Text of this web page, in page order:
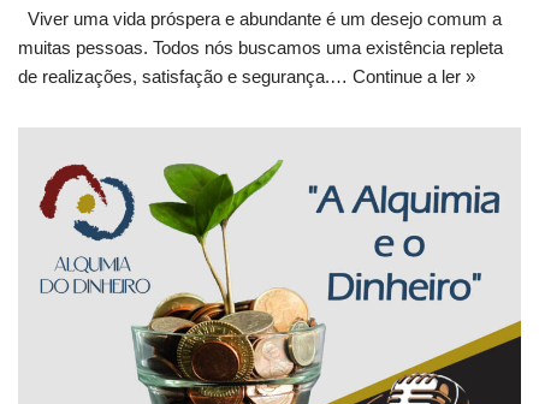
Viver uma vida próspera e abundante é um desejo comum a
muitas pessoas. Todos nós buscamos uma existência repleta
de realizações, satisfação e segurança.… Continue a ler »